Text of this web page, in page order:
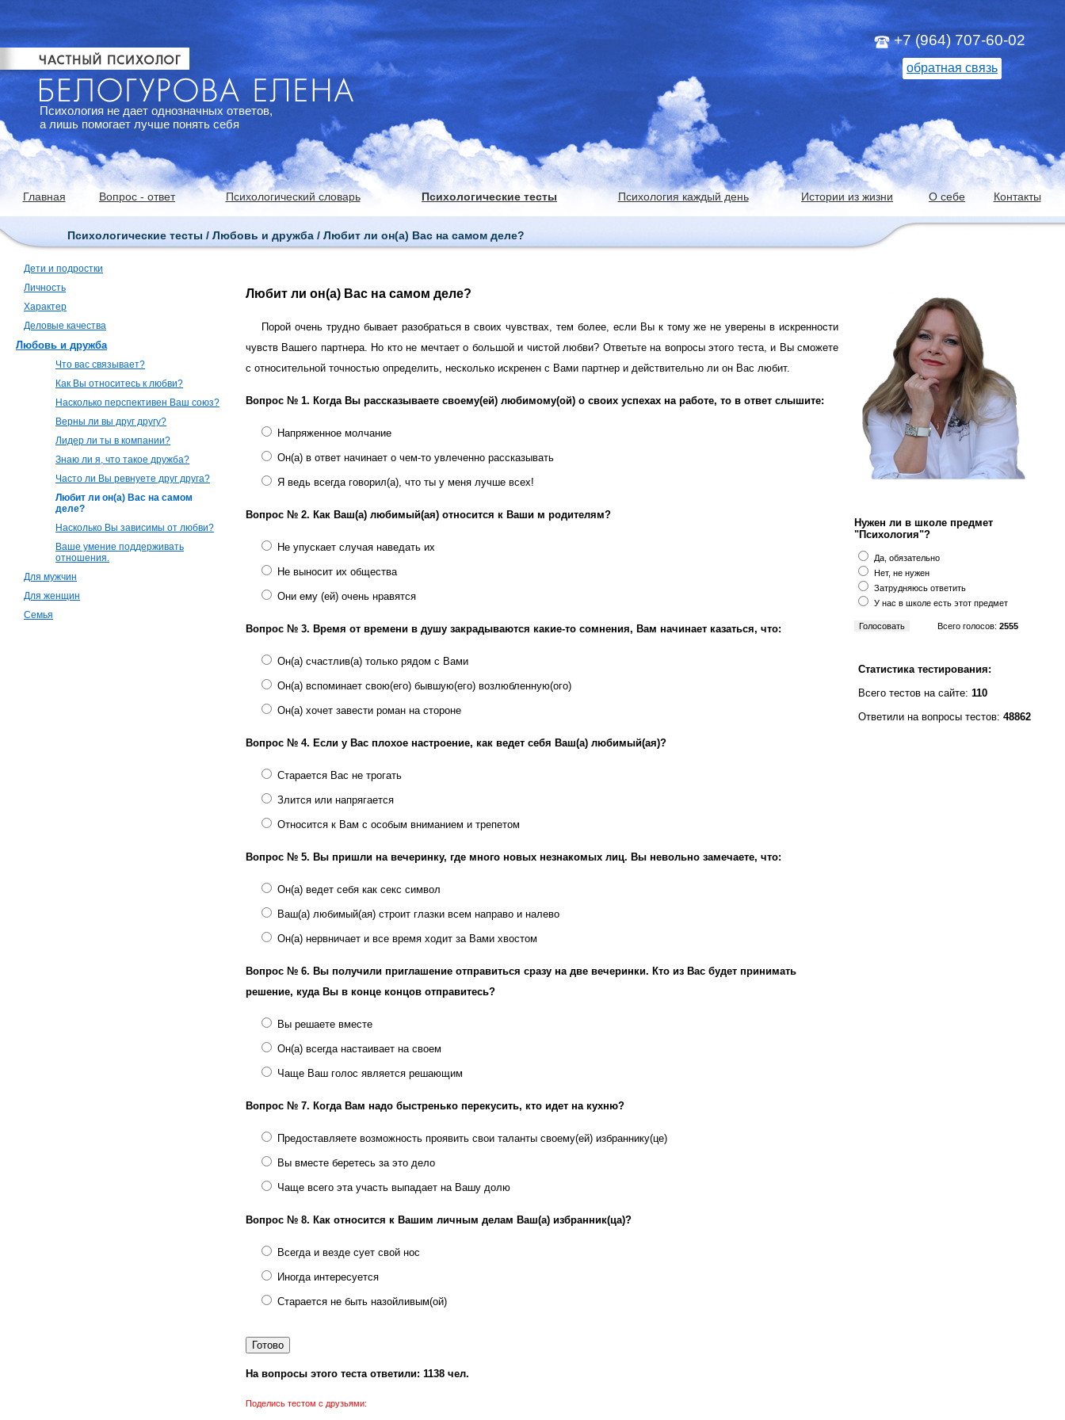
Психология не дает однозначных ответов,
а лишь помогает лучше понять себя
+7 (964) 707-60-02
обратная связь
Главная Вопрос - ответ Психологический словарь Психологические тесты Психология каждый день Истории из жизни О себе Контакты
Психологические тесты / Любовь и дружба / Любит ли он(а) Вас на самом деле?
Дети и подростки
Личность
Характер
Деловые качества
Любовь и дружба
Что вас связывает?
Как Вы относитесь к любви?
Насколько перспективен Ваш союз?
Верны ли вы друг другу?
Лидер ли ты в компании?
Знаю ли я, что такое дружба?
Часто ли Вы ревнуете друг друга?
Любит ли он(а) Вас на самом
деле?
Насколько Вы зависимы от любви?
Ваше умение поддерживать
отношения.
Для мужчин
Для женщин
Семья
Любит ли он(а) Вас на самом деле?
Порой очень трудно бывает разобраться в своих чувствах, тем более, если Вы к тому же не уверены в искренности
чувств Вашего партнера. Но кто не мечтает о большой и чистой любви? Ответьте на вопросы этого теста, и Вы сможете
с относительной точностью определить, несколько искренен с Вами партнер и действительно ли он Вас любит.
Вопрос № 1. Когда Вы рассказываете своему(ей) любимому(ой) о своих успехах на работе, то в ответ слышите:
Напряженное молчание
Он(а) в ответ начинает о чем-то увлеченно рассказывать
Я ведь всегда говорил(а), что ты у меня лучше всех!
Вопрос № 2. Как Ваш(а) любимый(ая) относится к Ваши м родителям?
Не упускает случая наведать их
Не выносит их общества
Они ему (ей) очень нравятся
Вопрос № 3. Время от времени в душу закрадываются какие-то сомнения, Вам начинает казаться, что:
Он(а) счастлив(а) только рядом с Вами
Он(а) вспоминает свою(его) бывшую(его) возлюбленную(ого)
Он(а) хочет завести роман на стороне
Вопрос № 4. Если у Вас плохое настроение, как ведет себя Ваш(а) любимый(ая)?
Старается Вас не трогать
Злится или напрягается
Относится к Вам с особым вниманием и трепетом
Вопрос № 5. Вы пришли на вечеринку, где много новых незнакомых лиц. Вы невольно замечаете, что:
Он(а) ведет себя как секс символ
Ваш(а) любимый(ая) строит глазки всем направо и налево
Он(а) нервничает и все время ходит за Вами хвостом
Вопрос № 6. Вы получили приглашение отправиться сразу на две вечеринки. Кто из Вас будет принимать
решение, куда Вы в конце концов отправитесь?
Вы решаете вместе
Он(а) всегда настаивает на своем
Чаще Ваш голос является решающим
Вопрос № 7. Когда Вам надо быстренько перекусить, кто идет на кухню?
Предоставляете возможность проявить свои таланты своему(ей) избраннику(це)
Вы вместе беретесь за это дело
Чаще всего эта участь выпадает на Вашу долю
Вопрос № 8. Как относится к Вашим личным делам Ваш(а) избранник(ца)?
Всегда и везде сует свой нос
Иногда интересуется
Старается не быть назойливым(ой)
На вопросы этого теста ответили: 1138 чел.
Поделись тестом с друзьями:
Нужен ли в школе предмет
"Психология"?
Да, обязательно
Нет, не нужен
Затрудняюсь ответить
У нас в школе есть этот предмет
Всего голосов: 2555
Статистика тестирования:
Всего тестов на сайте: 110
Ответили на вопросы тестов: 48862